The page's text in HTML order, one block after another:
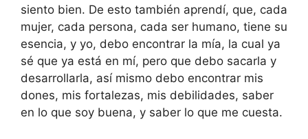
siento bien. De esto también aprendí, que, cada
mujer, cada persona, cada ser humano, tiene su
esencia, y yo, debo encontrar la mía, la cual ya
sé que ya está en mí, pero que debo sacarla y
desarrollarla, así mismo debo encontrar mis
dones, mis fortalezas, mis debilidades, saber
en lo que soy buena, y saber lo que me cuesta.